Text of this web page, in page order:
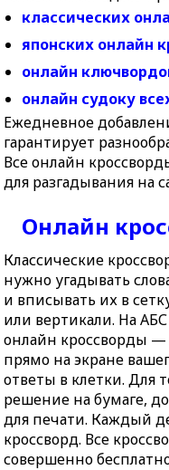
классических
японских онлайн
онлайн
онлайн судоку
Ежедневное
гарантирует
Все онлайн
для разгадывания на
Онлайн
Классические
нужно угадывать
и вписывать их в
или вертикали. На
онлайн кроссворды
прямо на экране
ответы в клетки. Для
решение на бумаге,
для печати. Каждый
кроссворд. Все
совершенно